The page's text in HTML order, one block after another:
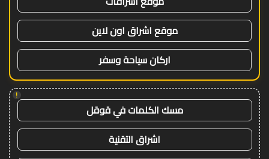
موقع اشراق اون لاين
اركان سياحة وسفر
!
مسك الكلمات في قوقل
اشراق التقنية